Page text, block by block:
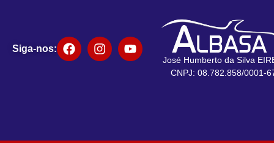
Siga-nos:
José Humberto da Silva
CNPJ: 08.782.858/0001-